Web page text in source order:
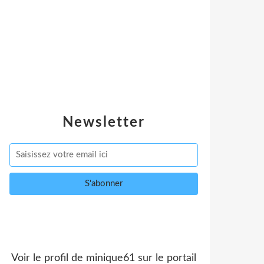
Newsletter
Voir le profil de minique61 sur le portail